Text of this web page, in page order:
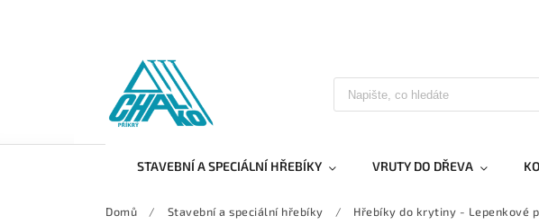
STAVEBNÍ A SPECIÁLNÍ HŘEBÍKY VRUTY DO DŘEVA
Domů / Stavební a speciální hřebíky / Hřebíky do krytiny - Lepenkové